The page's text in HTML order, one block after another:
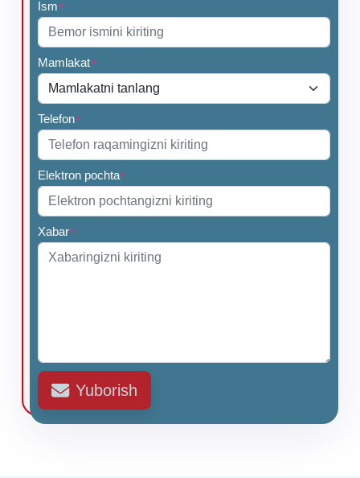
Ism*
Mamlakat*
Telefon*
Elektron pochta*
Xabar*
Yuborish